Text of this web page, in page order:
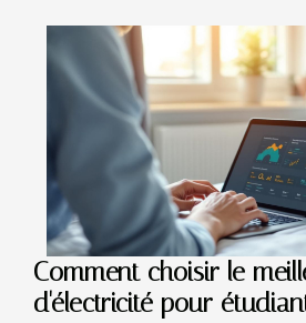
Comment choisir le
d'électricité pour